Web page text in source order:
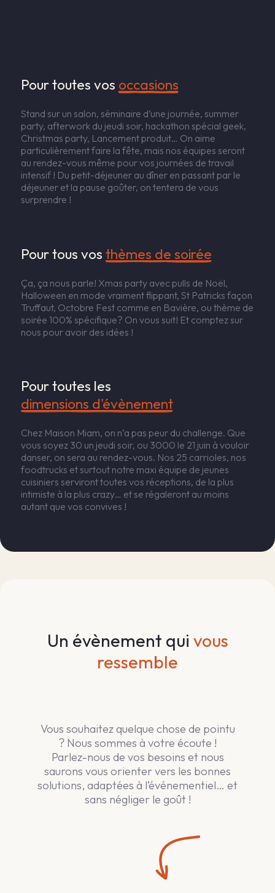
Pour toutes vos occasions
Stand sur un salon, séminaire d’une journée, summer
party, afterwork du jeudi soir, hackathon spécial geek,
Christmas party, Lancement produit… On aime
particulièrement faire la fête, mais nos équipes seront
au rendez-vous même pour vos journées de travail
intensif ! Du petit-déjeuner au dîner en passant par le
déjeuner et la pause goûter, on tentera de vous
surprendre !
Pour tous vos thèmes de soirée
Ça, ça nous parle! Xmas party avec pulls de Noël,
Halloween en mode vraiment flippant, St Patricks façon
Truffaut, Octobre Fest comme en Bavière, ou thème de
soirée 100% spécifique? On vous suit! Et comptez sur
nous pour avoir des idées !
Pour toutes les
dimensions d'évènement
Chez Maison Miam, on n’a pas peur du challenge. Que
vous soyez 30 un jeudi soir, ou 3000 le 21 juin à vouloir
danser, on sera au rendez-vous. Nos 25 carrioles, nos
foodtrucks et surtout notre maxi équipe de jeunes
cuisiniers serviront toutes vos réceptions, de la plus
intimiste à la plus crazy… et se régaleront au moins
autant que vos convives !
Un évènement qui vous
ressemble
Vous souhaitez quelque chose de pointu
? Nous sommes à votre écoute !
Parlez-nous de vos besoins et nous
saurons vous orienter vers les bonnes
solutions, adaptées à l’événementiel… et
sans négliger le goût !